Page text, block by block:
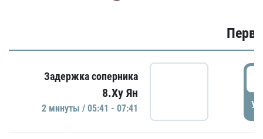
Задержка соперника
8.Ху Ян
2 минуты / 05:41 - 07:41